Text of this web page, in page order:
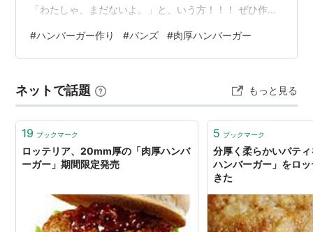
「わたしゃ、まだないよ。」と、いう方！！！ ぜひ作っ
いハンバーガーができます！！！ 本当におすすめです♪！
急に押し付けみたいな感じですみません、、、 失礼しま
たエピソード”と”作り方”について 書きたいと思います。
どうぞお付き合いください。 【ハンバーガーを自分で作
るに至ったエ…
#ハンバーガー作り #バンズ #肉厚ハンバーガー
ネットで話題 もっと見る
19 ブックマーク
ロッテリア、20mm厚の「肉厚ハンバ
ーガー」期間限定発売
5 ブックマーク
分厚く柔らかいパテ
ハンバーガー」をロ
きた